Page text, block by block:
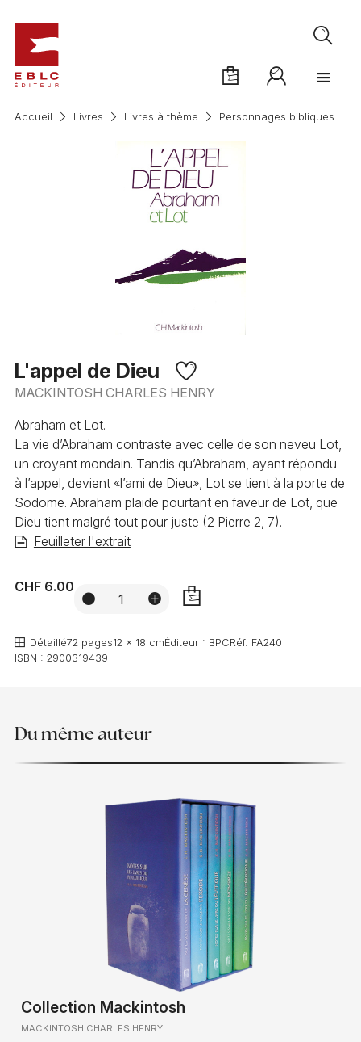
Accueil Livres Livres à thème Personnages bibliques
L'appel de Dieu
MACKINTOSH CHARLES HENRY
Abraham et Lot.
La vie d’Abraham contraste avec celle de son neveu Lot,
un croyant mondain. Tandis qu’Abraham, ayant répondu
à l’appel, devient «l’ami de Dieu», Lot se tient à la porte de
Sodome. Abraham plaide pourtant en faveur de Lot, que
Dieu tient malgré tout pour juste (2 Pierre 2, 7).
Feuilleter l'extrait
CHF 6.00
Détaillé72 pages12 x 18 cmÉditeur : BPCRéf. FA240
ISBN : 2900319439
Du même auteur
Collection Mackintosh
MACKINTOSH CHARLES HENRY